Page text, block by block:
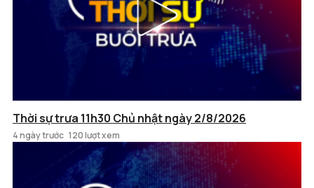
Thời sự trưa 11h30 Chủ nhật ngày 2/8/2026
4 ngày trước 120 lượt xem